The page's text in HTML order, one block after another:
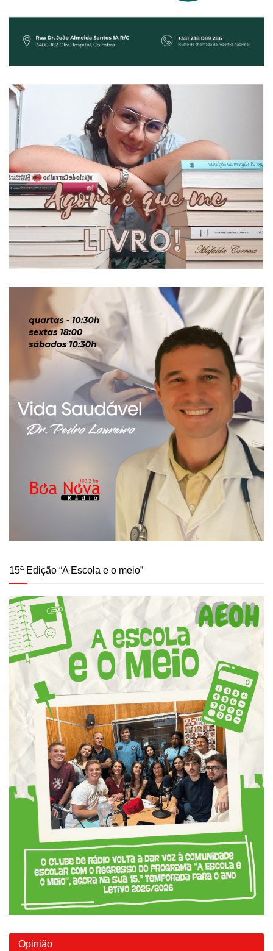
15ª Edição “A Escola e o meio”
Opinião